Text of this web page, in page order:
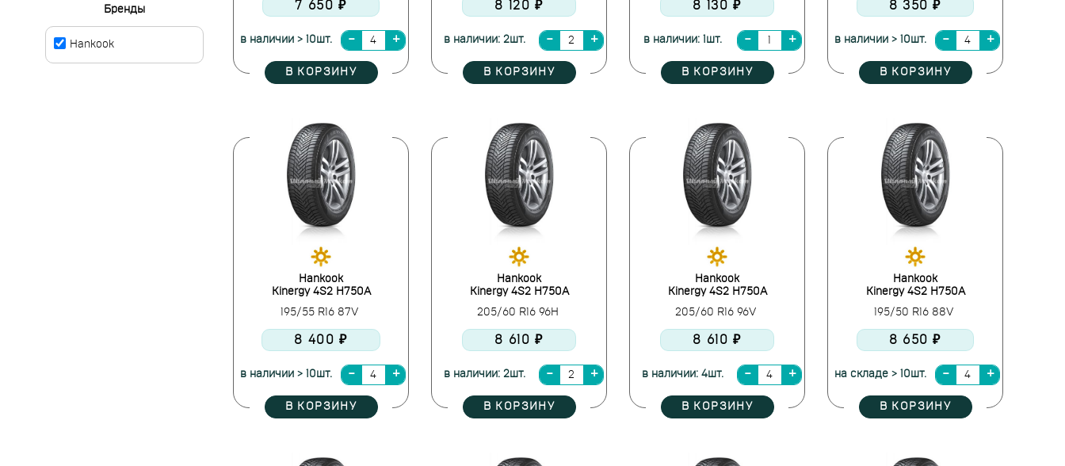
7 650 ₽
в наличии > 10шт.
В КОРЗИНУ
8 120 ₽
в наличии: 2шт.
В КОРЗИНУ
8 130 ₽
в наличии: 1шт.
В КОРЗИНУ
8 350 ₽
в наличии > 10шт.
В КОРЗИНУ
Hankook
Kinergy 4S2 H750A
195/55 R16 87V
8 400 ₽
в наличии > 10шт.
В КОРЗИНУ
Hankook
Kinergy 4S2 H750A
205/60 R16 96H
8 610 ₽
в наличии: 2шт.
В КОРЗИНУ
Hankook
Kinergy 4S2 H750A
205/60 R16 96V
8 610 ₽
в наличии: 4шт.
В КОРЗИНУ
Hankook
Kinergy 4S2 H750A
195/50 R16 88V
8 650 ₽
на складе > 10шт.
В КОРЗИНУ
Бренды
Hankook